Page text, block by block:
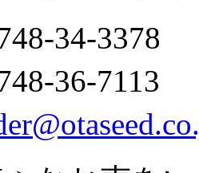
34-3378
36-7113